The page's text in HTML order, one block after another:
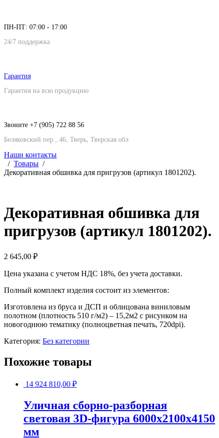
ПН-ПТ: 07:00 - 17:00
24/7 поддержка
Гарантия
Гарантия на всю продукцию
Звоните +7 (905) 722 88 56
Беляковский пер., 46, Тверь, Тверская обл
Наши контакты
Товары
Декоративная обшивка для пригрузов (артикул 1801202).
Декоративная обшивка для
пригрузов (артикул 1801202).
2 645,00 ₽
Цена указана с учетом НДС 18%, без учета доставки.
Полный комплект изделия состоит из элементов:
Изготовлена из бруса и ДСП и облицована виниловым
полотном (плотность 510 г/м2) – 15,2м2 с рисунком на
новогоднюю тематику (полноцветная печать, 720dpi).
Категория: Без категории
Похожие товары
14 924 810,00 ₽
Уличная сборно-разборная
световая 3D-фигура 6000х2100х4150
мм